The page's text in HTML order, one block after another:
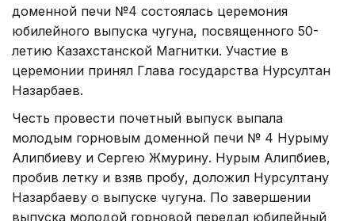
доменной печи №4 состоялась церемония
юбилейного выпуска чугуна, посвященного 50-
летию Казахстанской Магнитки. Участие в
церемонии принял Глава государства Нурсултан
Назарбаев.
Честь провести почетный выпуск выпала
молодым горновым доменной печи № 4 Нурыму
Алипбиеву и Сергею Жмурину. Нурым Алипбиев,
пробив летку и взяв пробу, доложил Нурсултану
Назарбаеву о выпуске чугуна. По завершении
выпуска молодой горновой передал юбилейный